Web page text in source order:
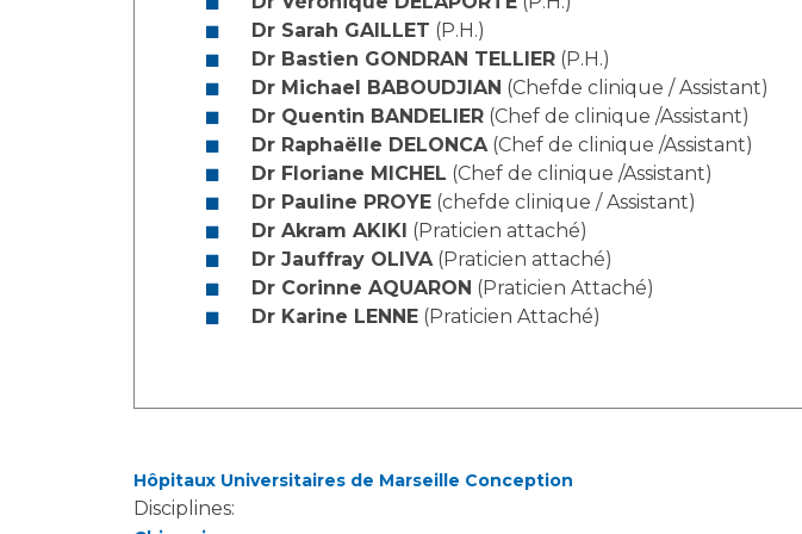
Laïcité et cultes
Les associations
Livret d'accueil
Salon des familles
Transports sanitaires
Vos droits, vos devoirs
Maternité Hôpital Nord
Les structures de recherche
Maladies Rares
Maladies Rares
Dr Sarah GAILLET (P.H.)
Dr Bastien GONDRAN TELLIER (P.H.)
Dr Michael BABOUDJIAN (Chefde clinique / Assistant)
Dr Quentin BANDELIER (Chef de clinique /Assistant)
Dr Raphaëlle DELONCA(Chef de clinique /Assistant)
Dr Floriane MICHEL (Chef de clinique /Assistant)
Dr Pauline PROYE (chefde clinique / Assistant)
Dr Akram AKIKI (Praticien attaché)
Dr Jauffray OLIVA(Praticien attaché)
Dr Corinne AQUARON (Praticien Attaché)
Dr Karine LENNE (Praticien Attaché)
Hôpitaux Universitaires de Marseille Conception
Disciplines: